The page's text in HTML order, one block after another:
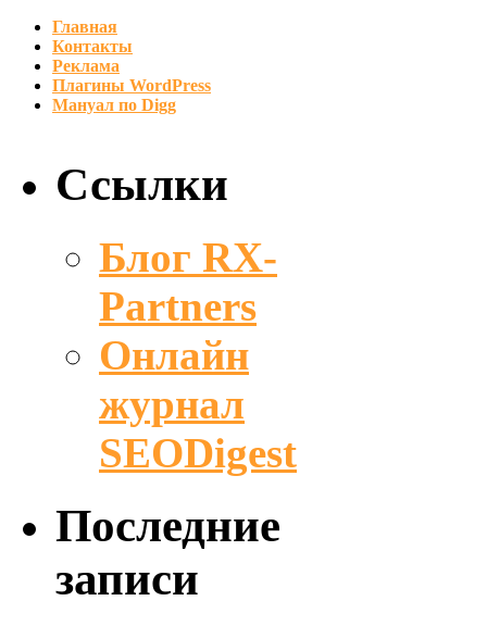
Главная
Контакты
Реклама
Плагины WordPress
Мануал по Digg
Ссылки
Блог RX-
Partners
Онлайн
журнал
SEODigest
Последние
записи